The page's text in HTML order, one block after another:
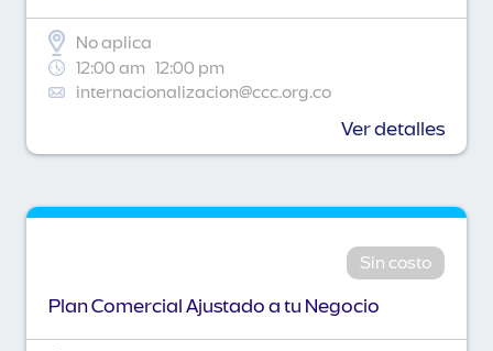
No aplica
12:00 am 12:00 pm
internacionalizacion@ccc.org.co
Ver detalles
Sin costo
Plan Comercial Ajustado a tu Negocio